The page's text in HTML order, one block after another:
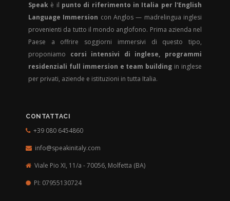
Speak è il punto di riferimento in Italia per l'English
Language Immersion con Anglos — madrelingua inglesi
provenienti da tutto il mondo anglofono. Prima azienda nel
Paese a offrire soggiorni immersivi di questo tipo,
proponiamo corsi intensivi di inglese, programmi
residenziali full immersion e team building in inglese
per privati, aziende e istituzioni in tutta Italia.
CONTATTACI
+39 080 6454860
info@speakinitaly.com
Viale Pio XI, 11/a - 70056, Molfetta (BA)
PI: 07955130724